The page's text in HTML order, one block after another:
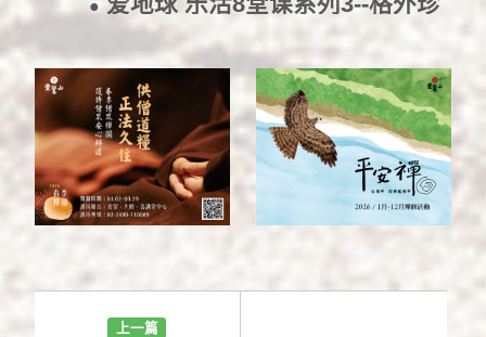
●
惜小火锅——「格外品」认识运
用2017/2/8
上一篇